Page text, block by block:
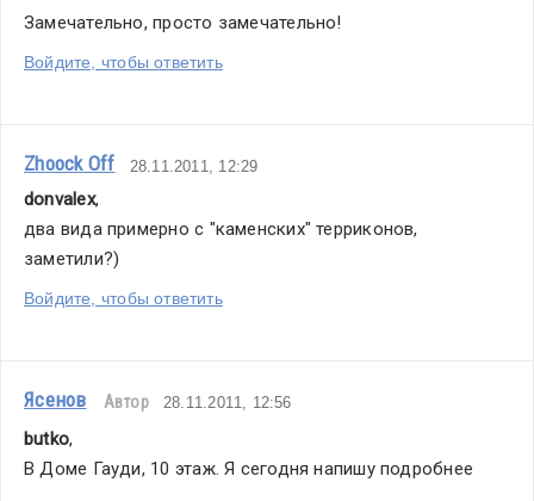
Замечательно, просто замечательно!
Войдите, чтобы ответить
Zhoock Off 28.11.2011, 12:29
donvalex,
два вида примерно с "каменских" терриконов,
заметили?)
Войдите, чтобы ответить
Ясенов Автор 28.11.2011, 12:56
butko,
В Доме Гауди, 10 этаж. Я сегодня напишу подробнее